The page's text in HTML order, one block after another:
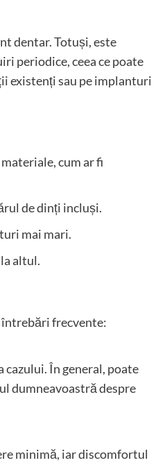
dentar. Totuși, este
periodice, ceea ce poate
existenți sau pe implanturi
cum ar fi
de dinți incluși.
mai mari.
altul.
întrebări frecvente:
În general, poate
dumneavoastră despre
minimă, iar discomfortul